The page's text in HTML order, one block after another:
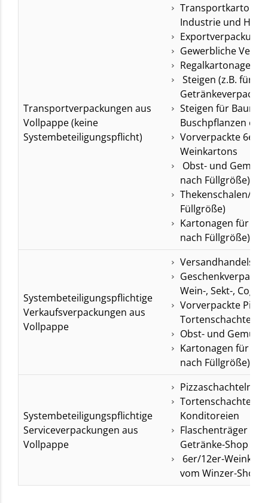
Transportverpackungen aus
Vollpappe (keine
Systembeteiligungspflicht)
Industrie und
Gewerbliche
Regalkartonagen
Steigen (z.B. für
Steigen für Baum-,
Buschpflanzen
Vorverpackte 6er/
Weinkartons
Obst- und
nach Füllgröße)
Thekenschalen/
Füllgröße)
Kartonagen für
nach Füllgröße)
Systembeteiligungspflichtige
Verkaufsverpackungen aus
Vollpappe
Wein-, Sekt-,
Vorverpackte
Tortenschachteln
Obst- und
Kartonagen für
nach Füllgröße)
Systembeteiligungspflichtige
Serviceverpackungen aus
Vollpappe
Pizzaschachteln in
Tortenschachteln
Konditoreien
Flaschenträger
Getränke-Shop
6er/12er-
vom Winzer-Shop​